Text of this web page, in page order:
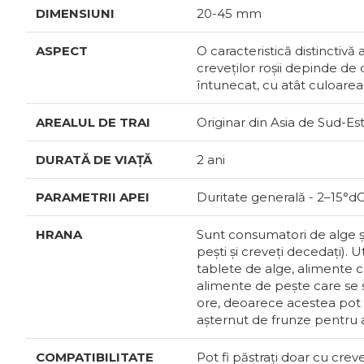
DIMENSIUNI 20-45 mm
ASPECT
O caracteristică distinctivă
creveților roșii depinde de
întunecat, cu atât
AREALUL DE TRAI Originar din Asia de Sud-
DURATĂ DE VIAȚĂ 2 ani
PARAMETRII APEI Duritate generală -
HRANA
Sunt consumatori de alge
pești și creveți decedați).
tablete de alge, alimente
alimente de pește care
ore, deoarece acestea
așternut de frunze pentru
COMPATIBILITATE Pot fi păstrați doar cu